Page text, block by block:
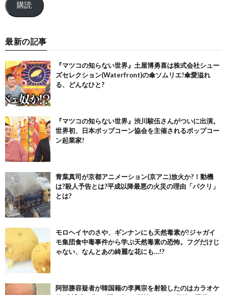
購読
最新の記事
『マツコの知らない世界』土屋博勇喜は株式会社シュー
ズセレクション(Waterfront)の傘ソムリエ!傘愛溢れ
る、どんなひと?
『マツコの知らない世界』渋川駿伍さんがついに出演。
世界初、日本ポップコーン協会を主催されるポップコー
ン起業家!
青葉真司が京都アニメーション(京アニ)放火か?！動機
は?殺人予告とは?平成以降最悪の火災の理由「パクリ」
とは?
モロヘイヤのさや、ギンナンにも天然毒素が!ジャガイ
モ集団食中毒事件から学ぶ天然毒素の恐怖。フグだけじ
ゃない、なんとあの綺麗な花にも…!?
阿部勝容疑者が韓国籍の李興宗を射殺したのはカラオケ